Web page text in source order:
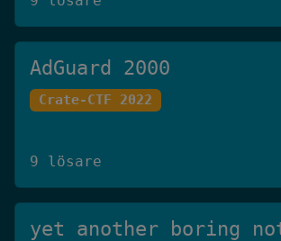
AdGuard 2000
Crate-CTF 2022
9 lösare
yet another boring